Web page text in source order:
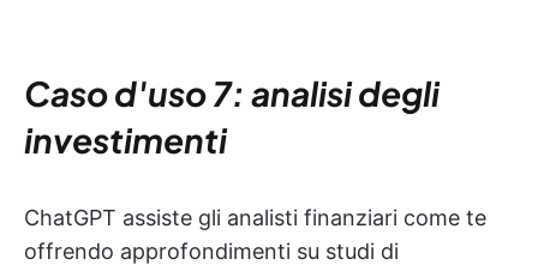
Caso d'uso 7: analisi degli
investimenti
ChatGPT assiste gli analisti finanziari come te
offrendo approfondimenti su studi di